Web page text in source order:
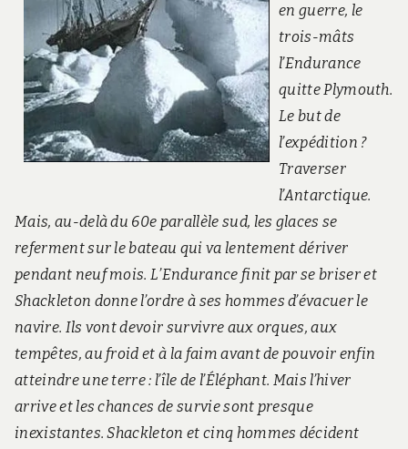
en guerre, le
trois-mâts
l’Endurance
quitte Plymouth.
Le but de
l’expédition ?
Traverser
l’Antarctique.
Mais, au-delà du 60e parallèle sud, les glaces se
referment sur le bateau qui va lentement dériver
pendant neuf mois. L’Endurance finit par se briser et
Shackleton donne l’ordre à ses hommes d’évacuer le
navire. Ils vont devoir survivre aux orques, aux
tempêtes, au froid et à la faim avant de pouvoir enfin
atteindre une terre : l’île de l’Éléphant. Mais l’hiver
arrive et les chances de survie sont presque
inexistantes. Shackleton et cinq hommes décident